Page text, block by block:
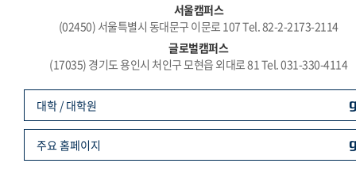
서울캠퍼스
(02450) 서울특별시 동대문구 이문로 107 Tel. 82-2-2173-2114
글로벌캠퍼스
(17035) 경기도 용인시 처인구 모현읍 외대로 81 Tel. 031-330-4114
대학 / 대학원
주요 홈페이지